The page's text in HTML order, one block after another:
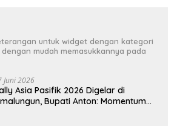
untuk widget dengan kategori
mudah memasukkannya pada
Juni 2026
Asia Pasifik 2026 Digelar di
Bupati Anton: Momentum